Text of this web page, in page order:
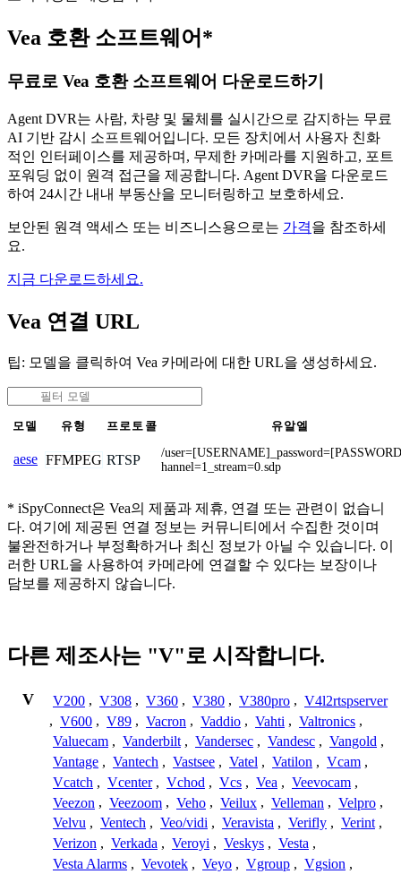
Vea 호환 소프트웨어*
무료로 Vea 호환 소프트웨어 다운로드하기
Agent DVR는 사람, 차량 및 물체를 실시간으로 감지하는 무료
AI 기반 감시 소프트웨어입니다. 모든 장치에서 사용자 친화
적인 인터페이스를 제공하며, 무제한 카메라를 지원하고, 포트
포워딩 없이 원격 접근을 제공합니다. Agent DVR을 다운로드
하여 24시간 내내 부동산을 모니터링하고 보호하세요.
보안된 원격 액세스 또는 비즈니스용으로는 가격을 참조하세
요.
지금 다운로드하세요.
Vea 연결 URL
팁: 모델을 클릭하여 Vea 카메라에 대한 URL을 생성하세요.
모델 유형 프로토콜 유알엘
aese FFMPEG RTSP
/
hannel=1_stream=0.sdp
* iSpyConnect은 Vea의 제품과 제휴, 연결 또는 관련이 없습니
다. 여기에 제공된 연결 정보는 커뮤니티에서 수집한 것이며
불완전하거나 부정확하거나 최신 정보가 아닐 수 있습니다. 이
러한 URL을 사용하여 카메라에 연결할 수 있다는 보장이나
담보를 제공하지 않습니다.
다른 제조사는 "V"로 시작합니다.
V V200 , V308 , V360 , V380 , V380pro , V4l2rtspserver
, V600 , V89 , Vacron , Vaddio , Vahti , Valtronics ,
Valuecam , Vanderbilt , Vandersec , Vandesc , Vangold ,
Vantage , Vantech , Vastsee , Vatel , Vatilon , Vcam ,
Vcatch , Vcenter , Vchod , Vcs , Vea , Veevocam ,
Veezon , Veezoom , Veho , Veilux , Velleman , Velpro ,
Velvu , Ventech , Veo/vidi , Veravista , Verifly , Verint ,
Verizon , Verkada , Veroyi , Veskys , Vesta ,
Vesta Alarms , Vevotek , Veyo , Vgroup , Vgsion ,